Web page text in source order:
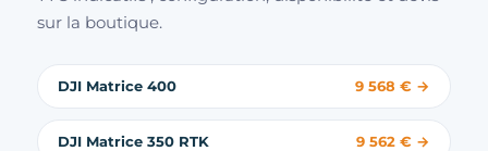
sur la boutique.
DJI Matrice 400 9 568 € →
DJI Matrice 350 RTK 9 562 € →